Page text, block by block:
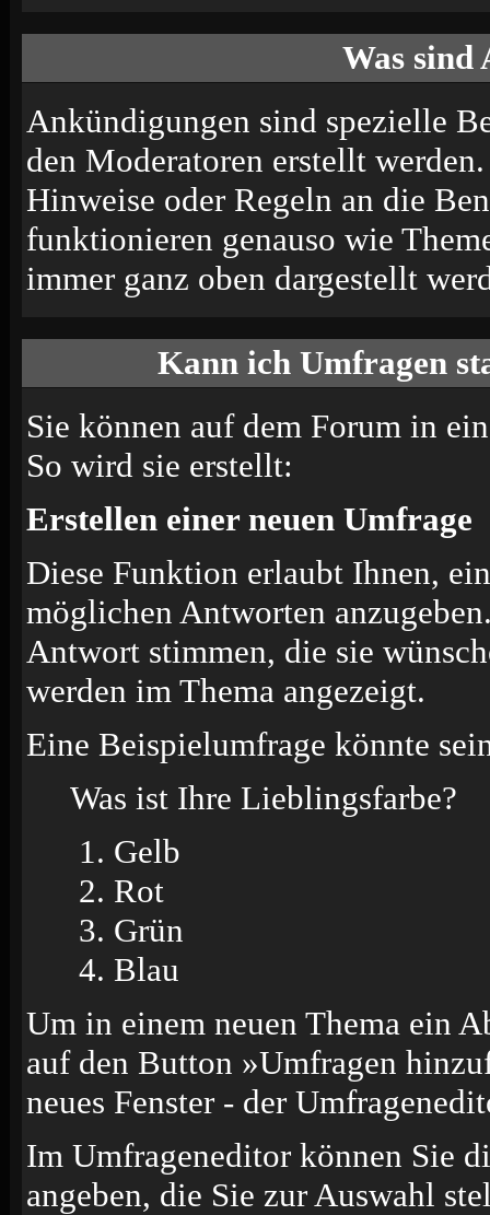
Was sind
Ankündigungen sind spezielle
den Moderatoren erstellt
Hinweise oder Regeln an die
funktionieren genauso wie
immer ganz oben dargestellt
Kann ich Umfragen
Sie können auf dem Forum in
So wird sie erstellt:
Erstellen einer neuen Umfrage
Diese Funktion erlaubt Ihnen,
möglichen Antworten
Antwort stimmen, die sie
werden im Thema angezeigt.
Eine Beispielumfrage könnte
Was ist Ihre Lieblingsfarbe?
Gelb
Rot
Grün
Blau
Um in einem neuen Thema ein
auf den Button »Umfragen
neues Fenster - der
Im Umfrageneditor können Sie
angeben, die Sie zur Auswahl